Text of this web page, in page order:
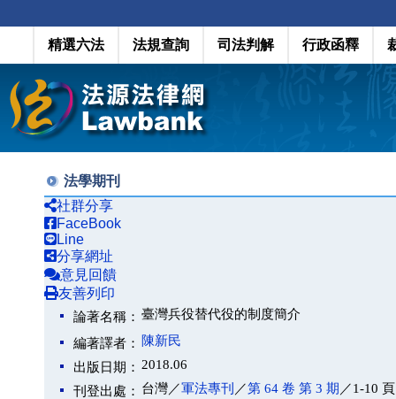
精選六法 法規查詢 司法判解 行政函釋
法學期刊
社群分享
FaceBook
Line
分享網址
意見回饋
友善列印
論著名稱： 臺灣兵役替代役的制度簡介
編著譯者：
陳新民
出版日期： 2018.06
刊登出處： 台灣／軍法專刊 ／第 64 卷 第 3 期 ／1-10 頁